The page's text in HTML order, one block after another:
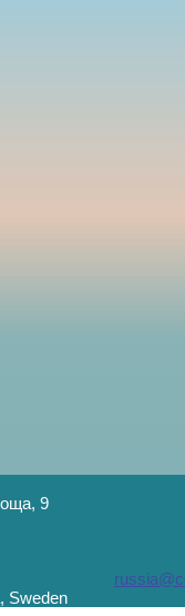
9
60 Marsta,